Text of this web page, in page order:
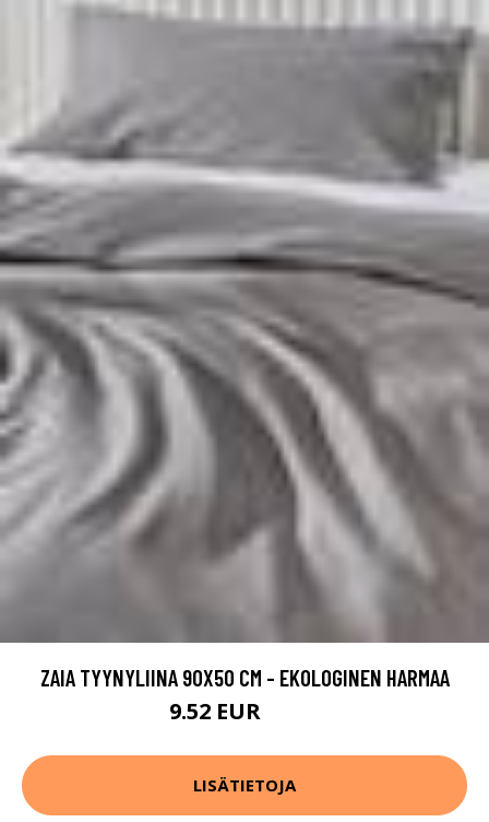
ZAIA TYYNYLIINA 90X50 CM - EKOLOGINEN HARMAA
9.52 EUR
LISÄTIETOJA